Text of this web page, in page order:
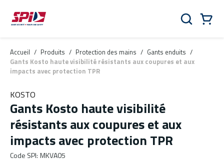
Aller au contenu principal
Skip to menu
Skip to footer
Rechercher
Accueil / Produits / Protection des mains / Gants enduits /
Gants Kosto haute visibilité résistants aux coupures et aux
impacts avec protection TPR
KOSTO
Gants Kosto haute visibilité
résistants aux coupures et aux
impacts avec protection TPR
Code SPI: MKVA05